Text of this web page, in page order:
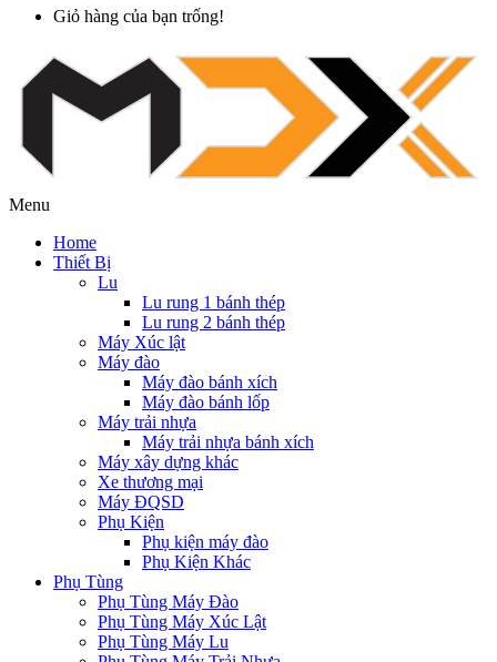
Giỏ hàng của bạn trống!
Menu
Home
Thiết Bị
Lu
Lu rung 1 bánh thép
Lu rung 2 bánh thép
Máy Xúc lật
Máy đào
Máy đào bánh xích
Máy đào bánh lốp
Máy trải nhựa
Máy trải nhựa bánh xích
Máy xây dựng khác
Xe thương mại
Máy ĐQSD
Phụ Kiện
Phụ kiện máy đào
Phụ Kiện Khác
Phụ Tùng
Phụ Tùng Máy Đào
Phụ Tùng Máy Xúc Lật
Phụ Tùng Máy Lu